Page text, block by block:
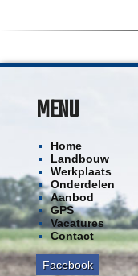
MENU
Home
Landbouw
Werkplaats
Onderdelen
Aanbod
GPS
Vacatures
Contact
Facebook